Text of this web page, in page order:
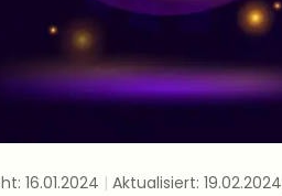
16.01.2024 | Aktualisiert: 19.02.2024